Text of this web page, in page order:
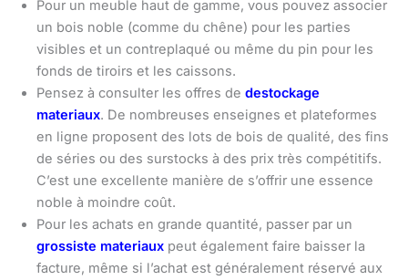
Pour un meuble haut de gamme, vous pouvez associer
un bois noble (comme du chêne) pour les parties
visibles et un contreplaqué ou même du pin pour les
fonds de tiroirs et les caissons.
Pensez à consulter les offres de destockage
materiaux. De nombreuses enseignes et plateformes
en ligne proposent des lots de bois de qualité, des fins
de séries ou des surstocks à des prix très compétitifs.
C’est une excellente manière de s’offrir une essence
noble à moindre coût.
Pour les achats en grande quantité, passer par un
grossiste materiaux peut également faire baisser la
facture, même si l’achat est généralement réservé aux